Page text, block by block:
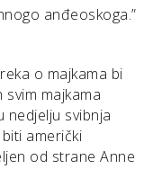
anđeoskoga.”
o majkama bi
majkama
nedjelju svibnja
američki
od strane Anne